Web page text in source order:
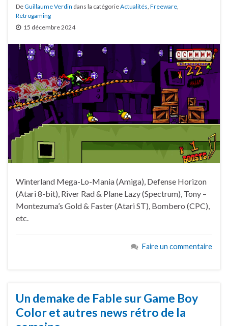
DeGuillaume Verdin dans la catégorieActualités Freeware
Retrogaming
15 décembre 2024
Winterland Mega-Lo-Mania (Amiga), Defense Horizon
(Atari 8-bit), River Rad & Plane Lazy (Spectrum), Tony –
Montezuma’s Gold & Faster (Atari ST), Bombero (CPC),
etc.
Faire un commentaire
Un demake de Fable sur Game Boy
Color et autres news rétro de la